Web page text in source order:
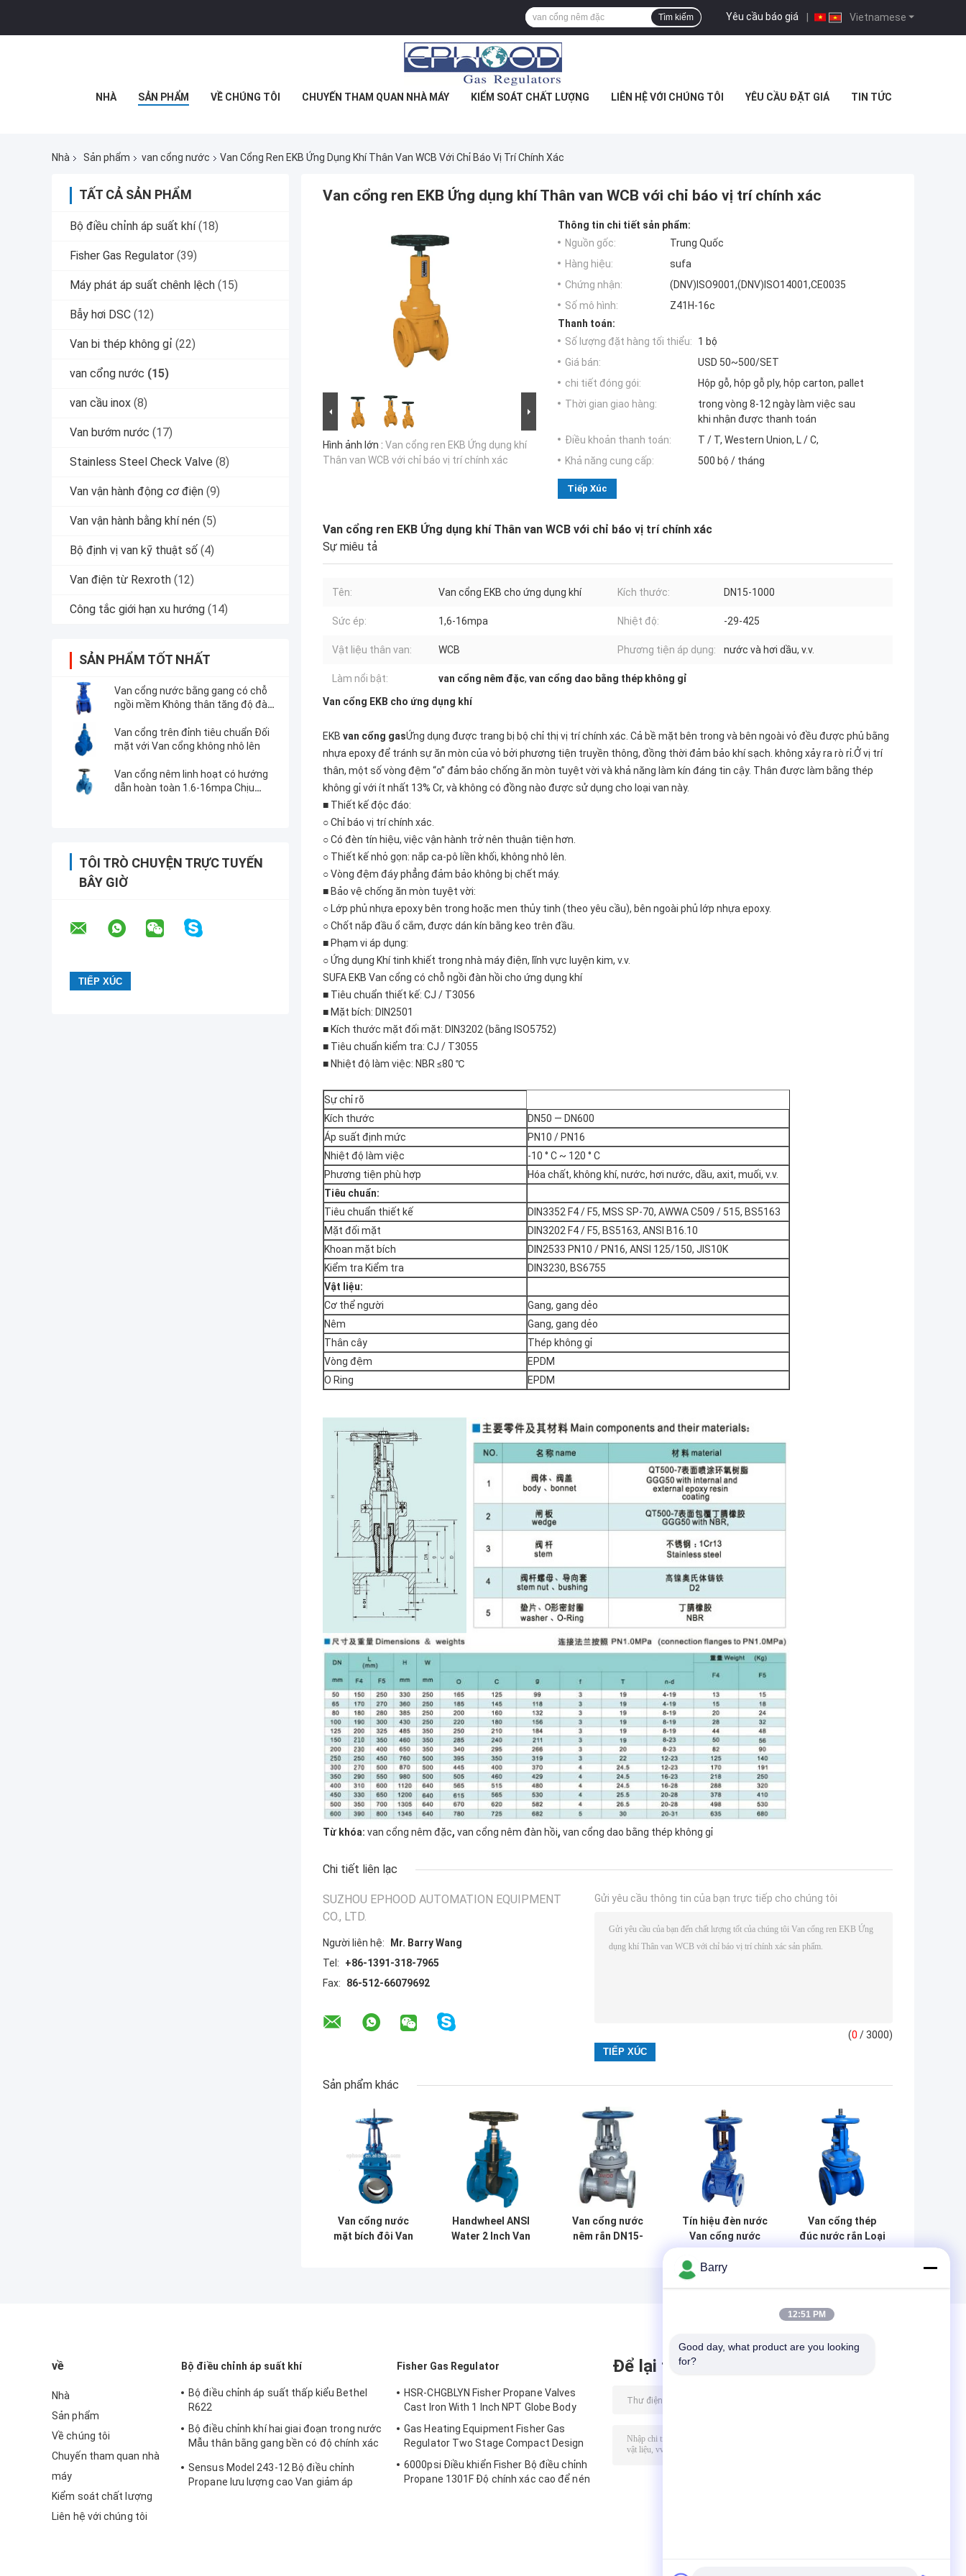
Vietnamese
Yêu cầu báo giá |
Tìm kiếm
NHÀ SẢN PHẨM VỀ CHÚNG TÔI CHUYẾN THAM QUAN NHÀ MÁY KIỂM SOÁT CHẤT LƯỢNG LIÊN HỆ VỚI CHÚNG TÔI YÊU CẦU ĐẶT GIÁ TIN TỨC
Nhà Sản phẩm van cổng nước Van Cổng Ren EKB Ứng Dụng Khí Thân Van WCB Với Chỉ Báo Vị Trí Chính Xác
TẤT CẢ SẢN PHẨM
Bộ điều chỉnh áp suất khí (18)
Fisher Gas Regulator (39)
Máy phát áp suất chênh lệch (15)
Bẫy hơi DSC (12)
Van bi thép không gỉ (22)
van cổng nước (15)
van cầu inox (8)
Van bướm nước (17)
Stainless Steel Check Valve (8)
Van vận hành động cơ điện (9)
Van vận hành bằng khí nén (5)
Bộ định vị van kỹ thuật số (4)
Van điện từ Rexroth (12)
Công tắc giới hạn xu hướng (14)
SẢN PHẨM TỐT NHẤT
Van cổng nước bằng gang có chỗ
ngồi mềm Không thân tăng độ đàn
Van cổng trên đỉnh tiêu chuẩn Đối
mặt với Van cổng không nhô lên
Van cổng nêm linh hoạt có hướng
dẫn hoàn toàn 1.6-16mpa Chịu
TÔI TRÒ CHUYỆN TRỰC TUYẾN
BÂY GIỜ
Van cổng ren EKB Ứng dụng khí Thân van WCB với chỉ báo vị trí chính xác
Hình ảnh lớn : Van cổng ren EKB Ứng dụng khí
Thân van WCB với chỉ báo vị trí chính xác
Thông tin chi tiết sản phẩm:
Nguồn gốc:
Trung Quốc
Hàng hiệu:
sufa
Chứng nhận:
(DNV)ISO9001,(DNV)ISO14001,CE0035
Số mô hình:
Z41H-16c
Thanh toán:
Số lượng đặt hàng tối thiểu:
1 bộ
Giá bán:
USD 50~500/SET
chi tiết đóng gói:
Hộp gỗ, hộp gỗ ply, hộp carton, pallet
Thời gian giao hàng:
trong vòng 8-12 ngày làm việc sau
khi nhận được thanh toán
Điều khoản thanh toán:
T / T, Western Union, L / C,
Khả năng cung cấp:
500 bộ / tháng
Tiếp Xúc
Van cổng ren EKB Ứng dụng khí Thân van WCB với chỉ báo vị trí chính xác
Sự miêu tả
Tên: Van cổng EKB cho ứng dụng khí Kích thước: DN15-1000
Sức ép: 1,6-16mpa Nhiệt độ: -29-425
Vật liệu thân van: WCB Phương tiện áp dụng: nước và hơi dầu, v.v.
Làm nổi bật: van cổng nêm đặc, van cổng dao bằng thép không gỉ
Van cổng EKB cho ứng dụng khí
EKB van cổng gasỨng dụng được trang bị bộ chỉ thị vị trí chính xác. Cả bề mặt bên trong và bên ngoài vỏ đều được phủ bằng
nhựa epoxy để tránh sự ăn mòn của vỏ bởi phương tiện truyền thông, đồng thời đảm bảo khí sạch. không xảy ra rò rỉ.Ở vị trí
thân, một số vòng đệm “o” đảm bảo chống ăn mòn tuyệt vời và khả năng làm kín đáng tin cậy. Thân được làm bằng thép
không gỉ với ít nhất 13% Cr, và không có đồng nào được sử dụng cho loại van này.
■ Thiết kế độc đáo:
○ Chỉ báo vị trí chính xác.
○ Có đèn tín hiệu, việc vận hành trở nên thuận tiện hơn.
○ Thiết kế nhỏ gọn: nắp ca-pô liền khối, không nhô lên.
○ Vòng đệm đáy phẳng đảm bảo không bị chết máy.
■ Bảo vệ chống ăn mòn tuyệt vời:
○ Lớp phủ nhựa epoxy bên trong hoặc men thủy tinh (theo yêu cầu), bên ngoài phủ lớp nhựa epoxy.
○ Chốt nắp đầu ổ cắm, được dán kín bằng keo trên đầu.
■ Phạm vi áp dụng:
○ Ứng dụng Khí tinh khiết trong nhà máy điện, lĩnh vực luyện kim, v.v.
SUFA EKB Van cổng có chỗ ngồi đàn hồi cho ứng dụng khí
■ Tiêu chuẩn thiết kế: CJ / T3056
■ Mặt bích: DIN2501
■ Kích thước mặt đối mặt: DIN3202 (bằng ISO5752)
■ Tiêu chuẩn kiểm tra: CJ / T3055
■ Nhiệt độ làm việc: NBR ≤80 ℃
Sự chỉ rõ
Kích thước
DN50 — DN600
Áp suất định mức
PN10 / PN16
Nhiệt độ làm việc
-10 ° C ~ 120 ° C
Phương tiện phù hợp
Hóa chất, không khí, nước, hơi nước, dầu, axit, muối, v.v.
Tiêu chuẩn:
Tiêu chuẩn thiết kế
DIN3352 F4 / F5, MSS SP-70, AWWA C509 / 515, BS5163
Mặt đối mặt
DIN3202 F4 / F5, BS5163, ANSI B16.10
Khoan mặt bích
DIN2533 PN10 / PN16, ANSI 125/150, JIS10K
Kiểm tra Kiểm tra
DIN3230, BS6755
Vật liệu:
Cơ thể người
Gang, gang dẻo
Nêm
Gang, gang dẻo
Thân cây
Thép không gỉ
Vòng đệm
EPDM
O Ring
EPDM
Từ khóa: van cổng nêm đặc, van cổng nêm đàn hồi, van cổng dao bằng thép không gỉ
Chi tiết liên lạc
SUZHOU EPHOOD AUTOMATION EQUIPMENT
CO., LTD.
Người liên hệ:
Mr. Barry Wang
Tel:
+86-1391-318-7965
Fax:
86-512-66079692
Gửi yêu cầu thông tin của bạn trực tiếp cho chúng tôi
(0 / 3000)
Sản phẩm khác
Van cổng nước
mặt bích đôi Van
Handwheel ANSI
Water 2 Inch Van
Van cổng nước
nêm rắn DN15-
Tín hiệu đèn nước
Van cổng nước
tăng Thân ghế có
khả năng đàn hồi
Dễ dàng vận hành
Van cổng thép
đúc nước rắn Loại
kết nối mặt bích
về
Nhà
Sản phẩm
Về chúng tôi
Chuyến tham quan nhà
máy
Kiểm soát chất lượng
Liên hệ với chúng tôi
Bộ điều chỉnh áp suất khí
Bộ điều chỉnh áp suất thấp kiểu Bethel
R622
Bộ điều chỉnh khí hai giai đoạn trong nước
Mẫu thân bằng gang bền có độ chính xác
Sensus Model 243-12 Bộ điều chỉnh
Propane lưu lượng cao Van giảm áp
Fisher Gas Regulator
HSR-CHGBLYN Fisher Propane Valves
Cast Iron With 1 Inch NPT Globe Body
Gas Heating Equipment Fisher Gas
Regulator Two Stage Compact Design
6000psi Điều khiển Fisher Bộ điều chỉnh
Propane 1301F Độ chính xác cao để nén
Để lại tin nhắn
Barry
12:51 PM
Good day, what product are you looking
for?